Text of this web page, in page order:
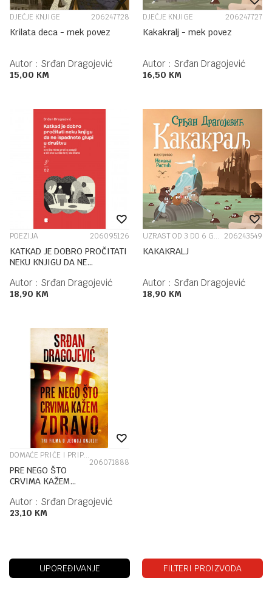
DJEČJE KNJIGE 206247728
Krilata deca - mek povez
Autor : Srđan Dragojević
15,00 KM
DJEČJE KNJIGE 206247727
Kakakralj - mek povez
Autor : Srđan Dragojević
16,50 KM
POEZIJA 206095126
KATKAD JE DOBRO PROČITATI
NEKU KNJIGU DA NE
Autor : Srđan Dragojević
18,90 KM
UZRAST OD 3 DO 6 GODINA 206243549
KAKAKRALJ
Autor : Srđan Dragojević
18,90 KM
DOMAĆE PRIČE I PRIPOVETKE
206071888
PRE NEGO ŠTO
CRVIMA KAŽEM
Autor : Srđan Dragojević
23,10 KM
UPOREĐIVANJE FILTERI PROIZVODA